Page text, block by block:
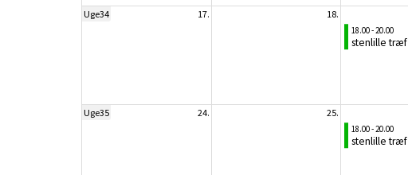
Uge34 17. 18.
18.00 - 20.00
stenlille træf
Uge35 24. 25.
18.00 - 20.00
stenlille træf